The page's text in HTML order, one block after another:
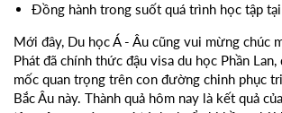
Đồng hành trong suốt quá trình học tập
Mới đây, Du học Á - Âu cũng vui mừng chúc
Phát đã chính thức đậu visa du học Phần
mốc quan trọng trên con đường chinh phục
Bắc Âu này. Thành quả hôm nay là kết quả